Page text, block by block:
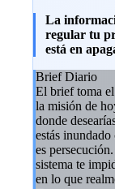
La
regular tu
está en
Brief Diario
El brief toma
la misión de
donde
estás
es
sistema te
en lo que